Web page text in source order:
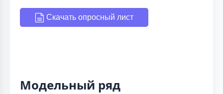
Скачать опросный лист
Модельный ряд